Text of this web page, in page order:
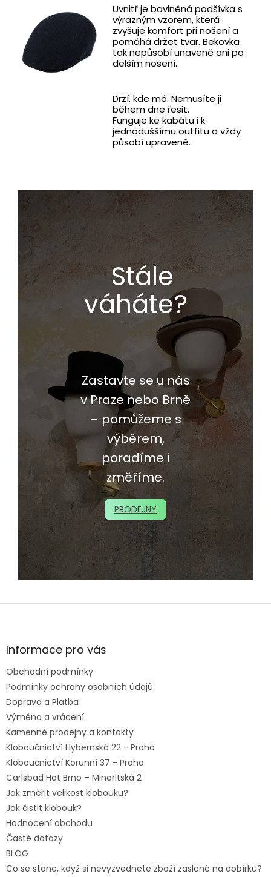
Uvnitř je bavlněná podšívka s
výrazným vzorem, která
zvyšuje komfort při nošení a
pomáhá držet tvar. Bekovka
tak nepůsobí unaveně ani po
delším nošení.
Drží, kde má. Nemusíte ji
během dne řešit.
Funguje ke kabátu i k
jednoduššímu outfitu a vždy
působí upraveně.
Stále
váháte?
Zastavte se u nás
v Praze nebo Brně
– pomůžeme s
výběrem,
poradíme i
změříme.
PRODEJNY
Z
aInformace pro vás
Obchodní podmínky
Podmínky ochrany osobních údajů
Doprava a Platba
Výměna a vrácení
Kamenné prodejny a kontakty
Kloboučnictví Hybernská 22 - Praha
Kloboučnictví Korunní 37 - Praha
Carlsbad Hat Brno – Minoritská 2
Jak změřit velikost klobouku?
Jak čistit klobouk?
Hodnocení obchodu
Časté dotazy
BLOG
Co se stane, když si nevyzvednete zboží zaslané na dobírku?